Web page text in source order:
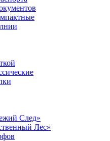
След»
Лес»